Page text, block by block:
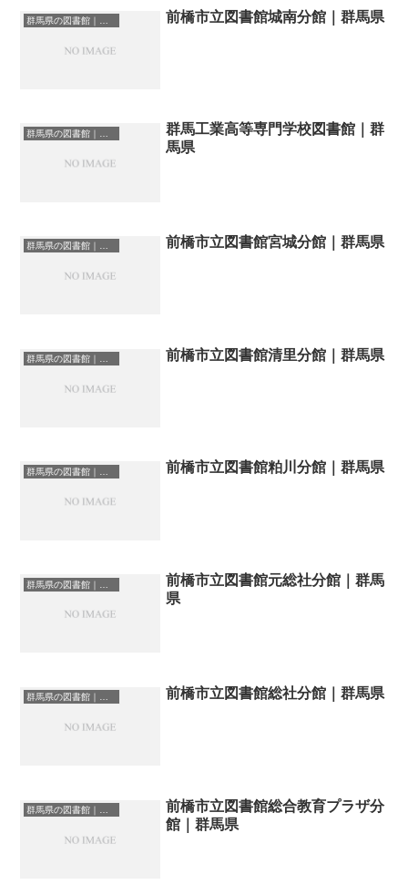
前橋市立図書館城南分館｜群馬県
群馬工業高等専門学校図書館｜群
馬県
群馬県の図書館｜勉強できる場所 前橋市立図書館宮城分館｜群馬県
前橋市立図書館清里分館｜群馬県
前橋市立図書館粕川分館｜群馬県
前橋市立図書館元総社分館｜群馬
県
群馬県の図書館｜勉強できる場所 前橋市立図書館総社分館｜群馬県
前橋市立図書館総合教育プラザ分
館｜群馬県